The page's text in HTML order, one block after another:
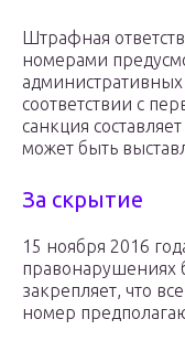
Штрафная
номерами
соответствии с
санкция
может быть
За скрытие
15 ноября 2016
правонарушениях
закрепляет, что
номер